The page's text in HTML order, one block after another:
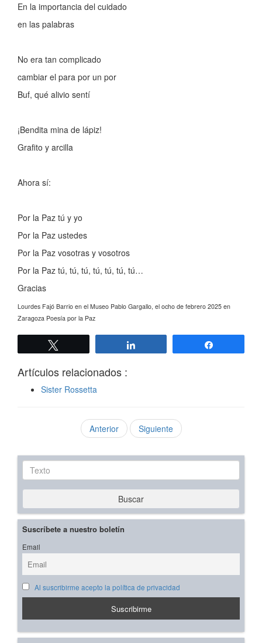
En la importancia del cuidado
en las palabras
No era tan complicado
cambiar el para por un por
Buf, qué alivio sentí
¡Bendita mina de lápiz!
Grafito y arcilla
Ahora sí:
Por la Paz tú y yo
Por la Paz ustedes
Por la Paz vosotras y vosotros
Por la Paz tú, tú, tú, tú, tú, tú, tú…
Gracias
Lourdes Fajó Barrio en el Museo Pablo Gargallo, el ocho de febrero 2025 en
Zaragoza Poesía por la Paz
Artículos relacionados :
Sister Rossetta
Anterior Siguiente
Texto
Buscar
Suscríbete a nuestro boletín
Email
Al suscribirme acepto la política de privacidad